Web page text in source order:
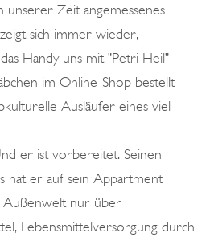
unserer Zeit angemessenes
sich immer wieder,
Handy uns mit "Petri Heil"
im Online-Shop bestellt
Ausläufer eines viel
er ist vorbereitet. Seinen
hat er auf sein Appartment
Außenwelt nur über
Lebensmittelversorgung durch